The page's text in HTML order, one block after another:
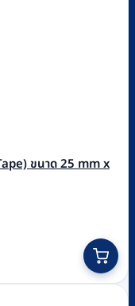
ขนาด 25 mm x